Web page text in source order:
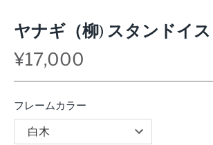
ヤナギ（柳) スタンドイス
¥17,000
フレームカラー